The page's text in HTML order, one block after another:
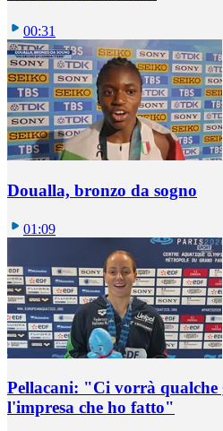
00:31
Doualla, bronzo da sogno
01:09
Pellacani: "Ci vorrà qualche
l'impresa che ho fatto"